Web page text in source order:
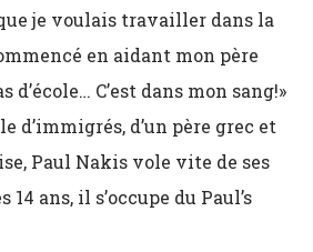
je voulais travailler dans la
en aidant mon père
d’école… C’est dans mon sang!»
d’immigrés, d’un père grec et
Paul Nakis vole vite de ses
14 ans, il s’occupe du Paul’s